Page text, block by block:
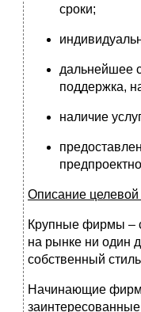
сроки;
дальнейшее
поддержка,
наличие
Описание целевой
Крупные фирмы –
на рынке ни один
собственный
Начинающие